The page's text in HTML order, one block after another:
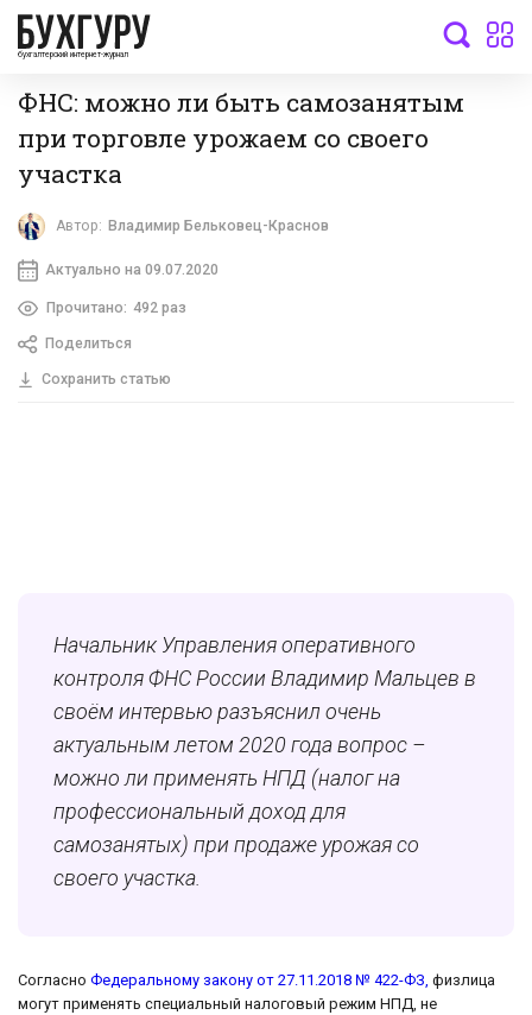
бухгалтерский интернет-журнал
ФНС: можно ли быть самозанятым
при торговле урожаем со своего
участка
Автор: Владимир Бельковец-Краснов
Актуально на 09.07.2020
Прочитано: 492 раз
Поделиться
Сохранить статью
Начальник Управления оперативного
контроля ФНС России Владимир Мальцев в
своём интервью разъяснил очень
актуальным летом 2020 года вопрос –
можно ли применять НПД (налог на
профессиональный доход для
самозанятых) при продаже урожая со
своего участка.
Согласно Федеральному закону от 27.11.2018 № 422-ФЗ, физлица
могут применять специальный налоговый режим НПД, не